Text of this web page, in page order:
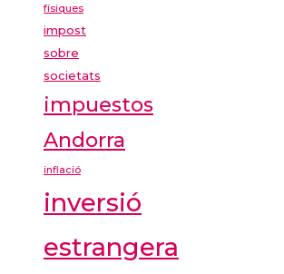
físiques
impost
sobre
societats
impuestos
Andorra
inflació
inversió
estrangera